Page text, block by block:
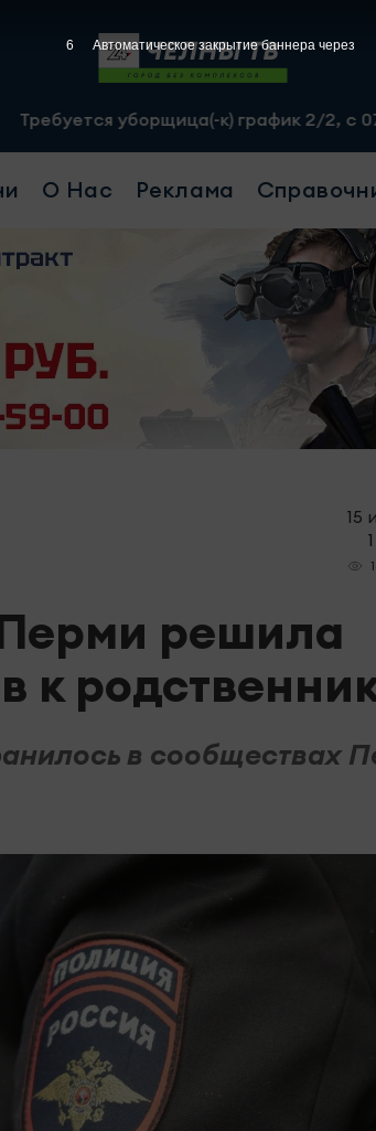
к) график 2/2, с 07.00 до
О Нас Реклама
15
решила
к
в сообществах
4 Автоматическое закрытие баннера через